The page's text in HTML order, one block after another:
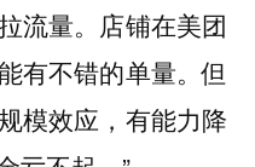
流量。店铺在美团
有不错的单量。但
模效应，有能力降